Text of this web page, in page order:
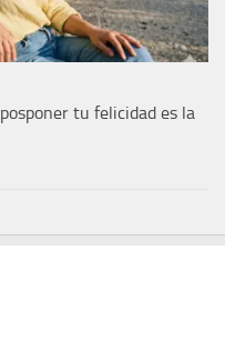
tu felicidad es la